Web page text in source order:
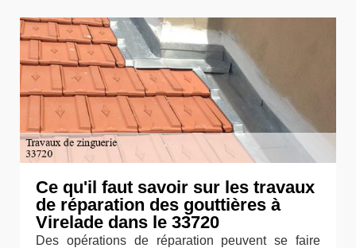
Ce qu'il faut savoir sur les travaux
de réparation des gouttières à
Virelade dans le 33720
Des opérations de réparation peuvent se faire